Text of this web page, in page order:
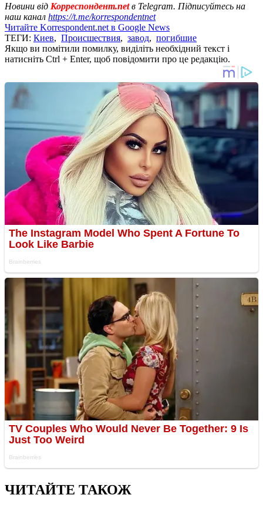
Новини від Корреспондент.netв Telegram. Підписуйтесь на
наш канал https://t.me/korrespondentnet
Читайте Korrespondent.net в Google News
ТЕГИ: Киев, Происшествия, завод, погибшие
Якщо ви помітили помилку, виділіть необхідний текст і
натисніть Ctrl + Enter, щоб повідомити про це редакцію.
ЧИТАЙТЕ ТАКОЖ